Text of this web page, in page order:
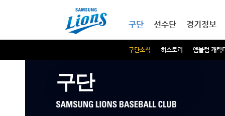
구단
구단소식 히스토리 엠블럼 캐릭
선수단 경기정보
구단